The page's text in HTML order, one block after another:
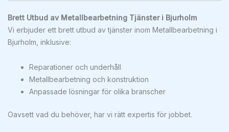
Brett Utbud av Metallbearbetning Tjänster i Bjurholm
Vi erbjuder ett brett utbud av tjänster inom Metallbearbetning i
Bjurholm, inklusive:
Reparationer och underhåll
Metallbearbetning och konstruktion
Anpassade lösningar för olika branscher
Oavsett vad du behöver, har vi rätt expertis för jobbet.